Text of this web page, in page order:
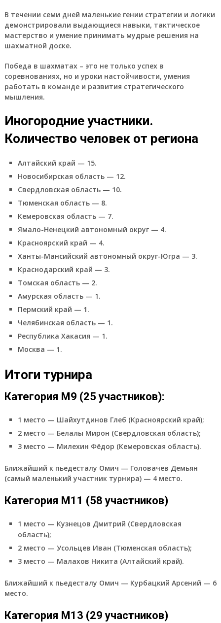
В течении семи дней маленькие гении стратегии и логики
демонстрировали выдающиеся навыки, тактическое
мастерство и умение принимать мудрые решения на
шахматной доске.
Победа в шахматах – это не только успех в
соревнованиях, но и уроки настойчивости, умения
работать в команде и развития стратегического
мышления.
Иногородние участники.
Количество человек от региона
Алтайский край — 15.
Новосибирская область — 12.
Свердловская область — 10.
Тюменская область — 8.
Кемеровская область — 7.
Ямало-Ненецкий автономный округ — 4.
Красноярский край — 4.
Ханты-Мансийский автономный округ-Югра — 3.
Краснодарский край — 3.
Томская область — 2.
Амурская область — 1.
Пермский край — 1.
Челябинская область — 1.
Республика Хакасия — 1.
Москва — 1.
Итоги турнира
Категория М9 (25 участников):
1 место — Шайхутдинов Глеб (Красноярский край);
2 место — Белалы Мирон (Свердловская область);
3 место — Милехин Фёдор (Кемеровская область).
Ближайший к пьедесталу Омич — Головачев Демьян
(самый маленький участник турнира) — 4 место.
Категория М11 (58 участников)
1 место — Кузнецов Дмитрий (Свердловская
область);
2 место — Усольцев Иван (Тюменская область);
3 место — Малахов Никита (Алтайский край).
Ближайший к пьедесталу Омич — Курбацкий Арсений — 6
место.
Категория М13 (29 участников)